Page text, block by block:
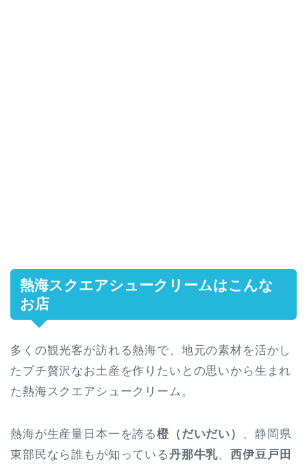
熱海スクエアシュークリームはこんな
お店
多くの観光客が訪れる熱海で、地元の素材を活かし
たプチ贅沢なお土産を作りたいとの思いから生まれ
た熱海スクエアシュークリーム。
熱海が生産量日本一を誇る橙（だいだい）
、静岡県
東部民なら誰もが知っている丹那牛乳、 西伊豆戸田